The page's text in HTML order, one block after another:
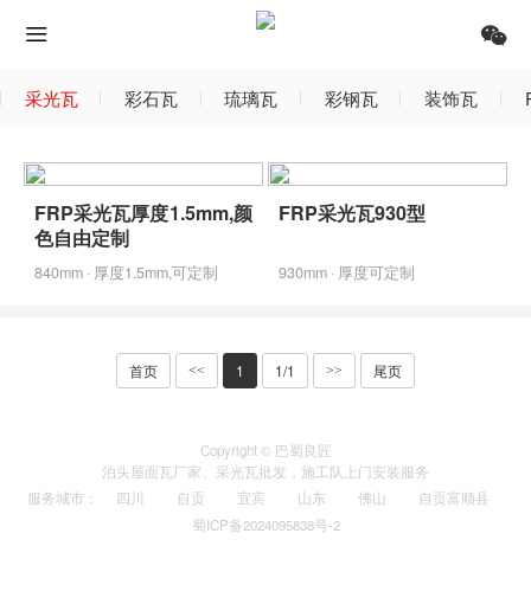
采光瓦 彩石瓦 琉璃瓦 彩钢瓦 装饰瓦
FRP采光瓦厚度1.5mm,颜
色自由定制
840mm · 厚度1.5mm,可定制
FRP采光瓦930型
930mm · 厚度可定制
首页 << 1 1/1 >> 尾页
Copyright © 巴蜀良匠
泊头屋面瓦厂家 采光瓦批发，施工队上门安装服务
服务城市 ： 四川 自贡 宜宾 山东 佛山
自贡富顺县
蜀ICP备2024095838号-2